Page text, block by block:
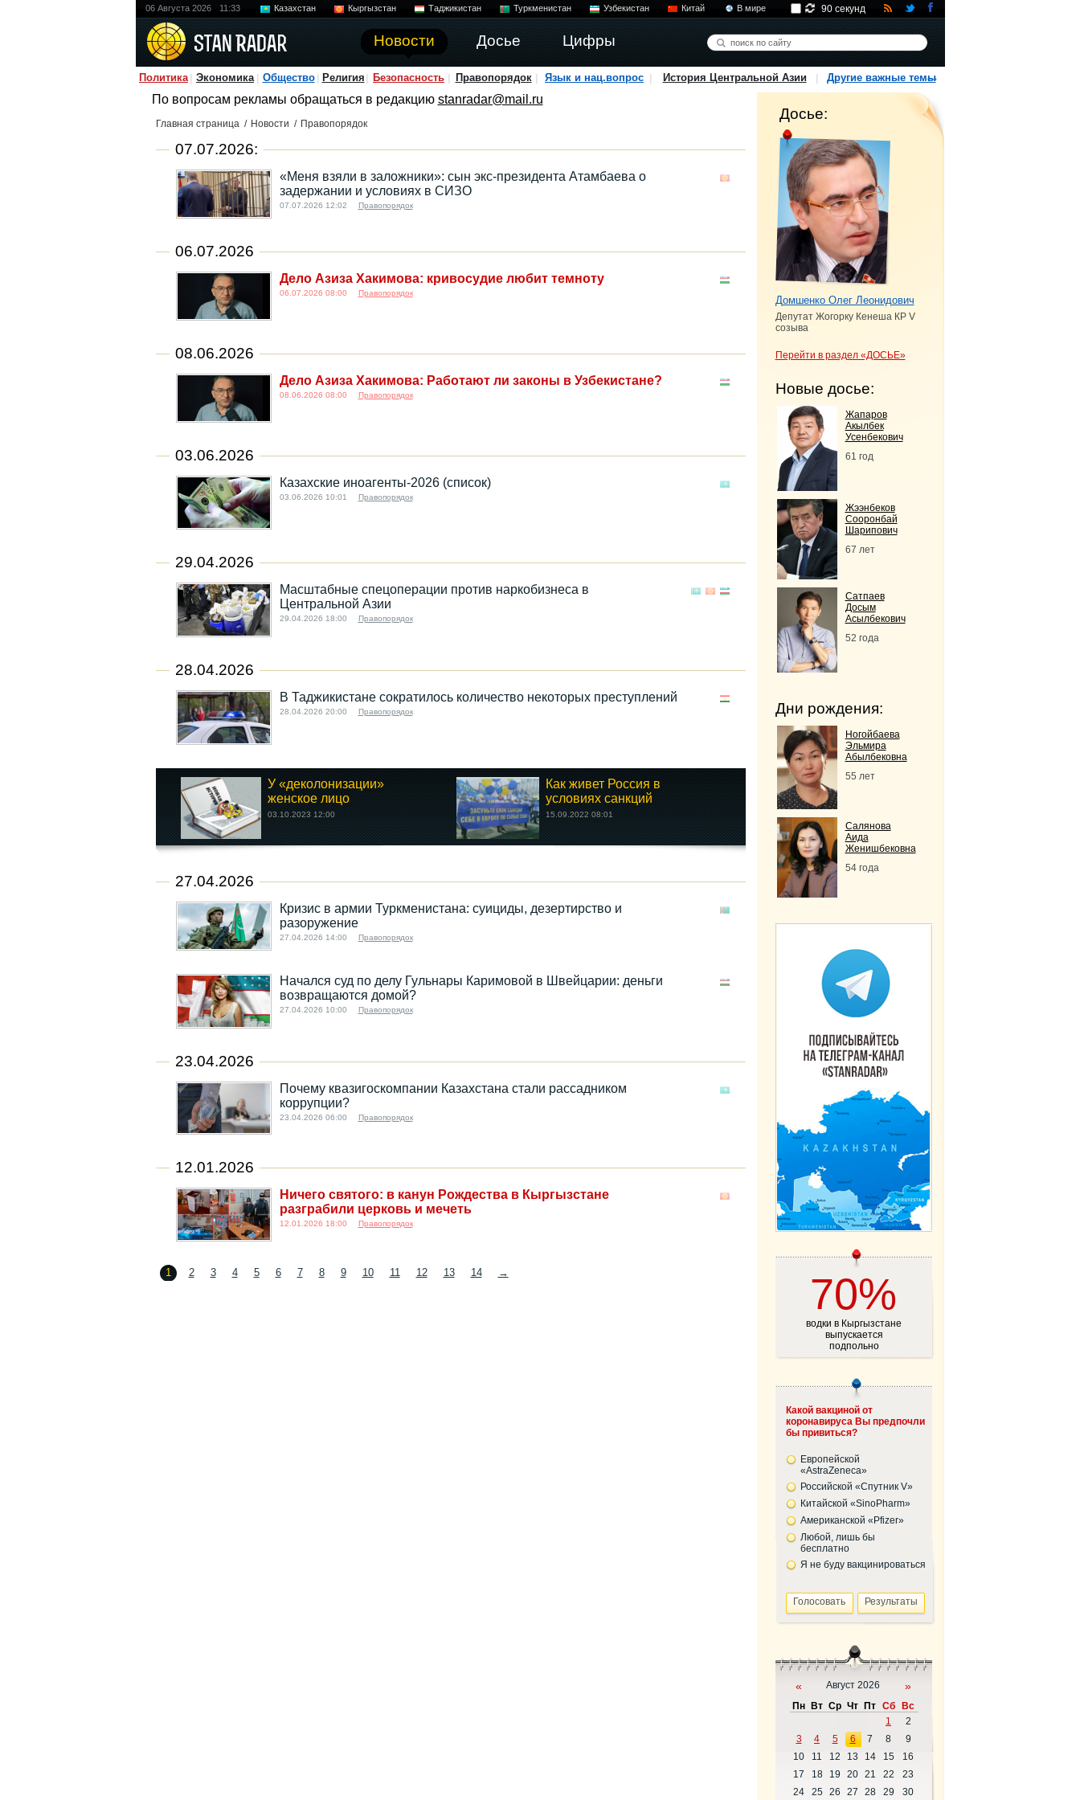
06 Августа 2026 11:33 Казахстан Кыргызстан Таджикистан Туркменистан Узбекистан Китай В мире
Новости Досье Цифры
90 секунд
Политика Экономика Общество Религия Безопасность Правопорядок Язык и нац.вопрос История Центральной Азии Другие важные темы
По вопросам рекламы обращаться в редакцию stanradar@mail.ru
Главная страница / Новости / Правопорядок
07.07.2026:
«Меня взяли в заложники»: сын экс‑президента Атамбаева о
задержании и условиях в СИЗО
07.07.2026 12:02 Правопорядок
06.07.2026
Дело Азиза Хакимова: кривосудие любит темноту
06.07.2026 08:00 Правопорядок
08.06.2026
Дело Азиза Хакимова: Работают ли законы в Узбекистане?
08.06.2026 08:00 Правопорядок
03.06.2026
Казахские иноагенты-2026 (список)
03.06.2026 10:01 Правопорядок
29.04.2026
Масштабные спецоперации против наркобизнеса в
Центральной Азии
29.04.2026 18:00 Правопорядок
28.04.2026
В Таджикистане сократилось количество некоторых преступлений
28.04.2026 20:00 Правопорядок
У «деколонизации»
женское лицо
03.10.2023 12:00
Как живет Россия в
условиях санкций
15.09.2022 08:01
27.04.2026
Кризис в армии Туркменистана: суициды, дезертирство и
разоружение
27.04.2026 14:00 Правопорядок
Начался суд по делу Гульнары Каримовой в Швейцарии: деньги
возвращаются домой?
27.04.2026 10:00 Правопорядок
23.04.2026
Почему квазигоскомпании Казахстана стали рассадником
коррупции?
23.04.2026 06:00 Правопорядок
12.01.2026
Ничего святого: в канун Рождества в Кыргызстане
разграбили церковь и мечеть
12.01.2026 18:00 Правопорядок
1 2 3 4 5 6 7 8 9 10 11 12 13 14 →
Досье:
Домшенко Олег Леонидович
Депутат Жогорку Кенеша КР V
созыва
Перейти в раздел «ДОСЬЕ»
Новые досье:
Жапаров
Акылбек
Усенбекович
61 год
Жээнбеков
Сооронбай
Шарипович
67 лет
Сатпаев
Досым
Асылбекович
52 года
Дни рождения:
Ногойбаева
Эльмира
Абылбековна
55 лет
Салянова
Аида
Женишбековна
54 года
70%
водки в Кыргызстане
выпускается
подпольно
Какой вакциной от
коронавируса Вы предпочли
бы привиться?
Европейской
«AstraZeneca»
Российской «Спутник V»
Китайской «SinoPharm»
Американской «Pfizer»
Любой, лишь бы
бесплатно
Я не буду вакцинироваться
« Август 2026 »
Пн Вт Ср Чт Пт Сб
Вс
1
2
3
4 5 6 7 8
9
10
11 12 13 14 15
16
17
18 19 20 21 22
23
24
25 26 27 28 29
30